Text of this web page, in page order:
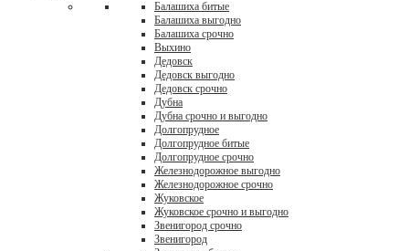
Балашиха битые
Балашиха выгодно
Балашиха срочно
Выхино
Дедовск
Дедовск выгодно
Дедовск срочно
Дубна
Дубна срочно и выгодно
Долгопрудное
Долгопрудное битые
Долгопрудное срочно
Железнодорожное выгодно
Железнодорожное срочно
Жуковское
Жуковское срочно и выгодно
Звенигород срочно
Звенигород